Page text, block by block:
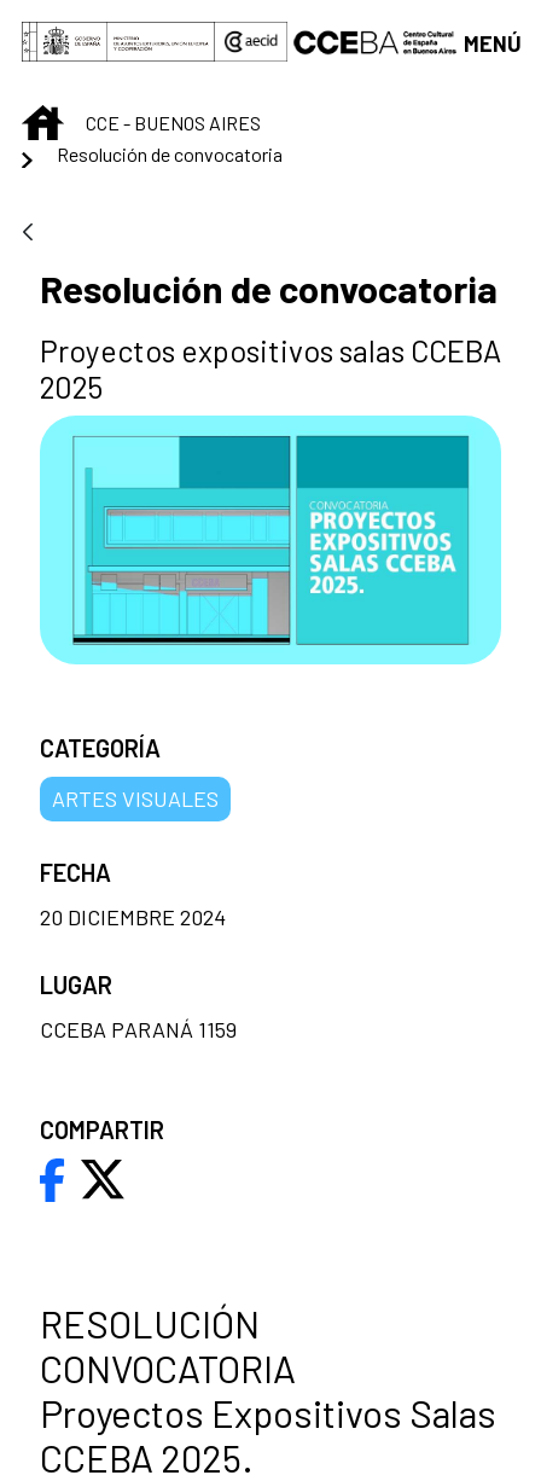
Saltar al contenido principal
MENÚ
INICIOCCE - BUENOS AIRES
Resolución de convocatoria
Resolución de convocatoria
Proyectos expositivos salas CCEBA
2025
RESOLUCIÓN
CONVOCATORIA
Proyectos Expositivos Salas
CCEBA 2025.
CATEGORÍA
ARTES VISUALES
FECHA
20 DICIEMBRE 2024
LUGAR
CCEBA PARANÁ 1159
COMPARTIR